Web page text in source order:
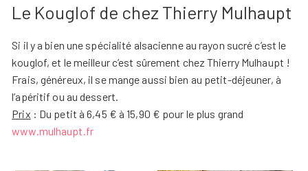
Le Kouglof de chez Thierry Mulhaupt
Si il y a bien une spécialité alsacienne au rayon sucré c’est le
kouglof, et le meilleur c’est sûrement chez Thierry Mulhaupt !
Frais, généreux, il se mange aussi bien au petit-déjeuner, à
l’apéritif ou au dessert.
Prix : Du petit à 6,45 € à 15,90 € pour le plus grand
www.mulhaupt.fr